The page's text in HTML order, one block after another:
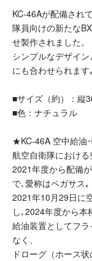
KC-46Aが配備され
隊員向けの新たな
せ製作されました。
シンプルなデザイ
にも合わせられます｡
■サイズ（約）：縦
■色：ナチュラル
★KC-46A 空中給油
航空自衛隊におけ
2021年度から配備
で､愛称はペガサス｡
2021年10月29日に
し､2024年度から本
給油装置としてフ
なく、
ドローグ（ホース